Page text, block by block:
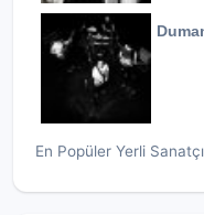
En Popüler Yerli